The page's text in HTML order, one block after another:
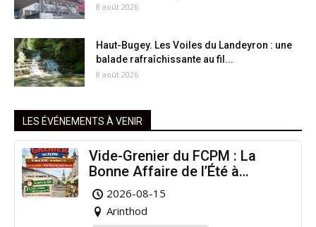
8 août 2026
Haut-Bugey. Les Voiles du Landeyron : une
balade rafraîchissante au fil...
8 août 2026
LES ÉVÉNEMENTS À VENIR
Vide-Grenier du FCPM : La
Bonne Affaire de l’Été à
Arinthod !
2026-08-15
Arinthod